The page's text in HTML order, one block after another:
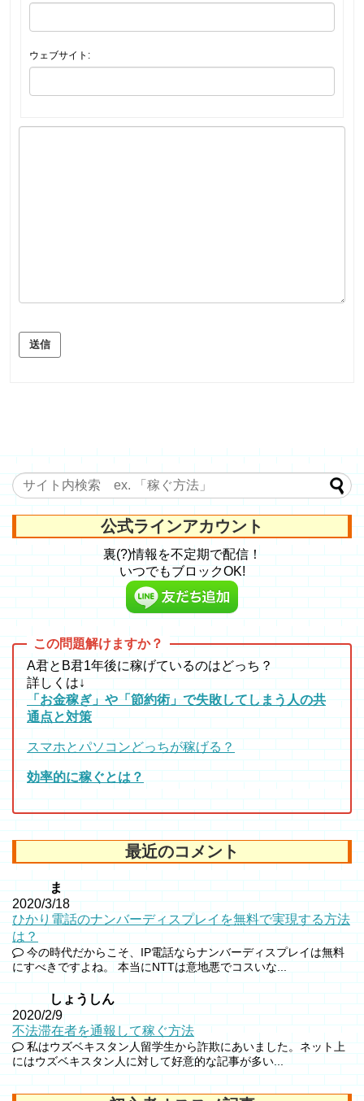
ウェブサイト:
送信
公式ラインアカウント
裏(?)情報を不定期で配信！
いつでもブロックOK!
A君とB君1年後に稼げているのはどっち？
詳しくは↓
「お金稼ぎ」や「節約術」で失敗してしまう人の共
通点と対策
スマホとパソコンどっちが稼げる？
効率的に稼ぐとは？
最近のコメント
ま
2020/3/18
ひかり電話のナンバーディスプレイを無料で実現する方法
は？
今の時代だからこそ、IP電話ならナンバーディスプレイは無料
にすべきですよね。 本当にNTTは意地悪でコスいな...
しょうしん
2020/2/9
不法滞在者を通報して稼ぐ方法
私はウズベキスタン人留学生から詐欺にあいました。ネット上
にはウズベキスタン人に対して好意的な記事が多い...